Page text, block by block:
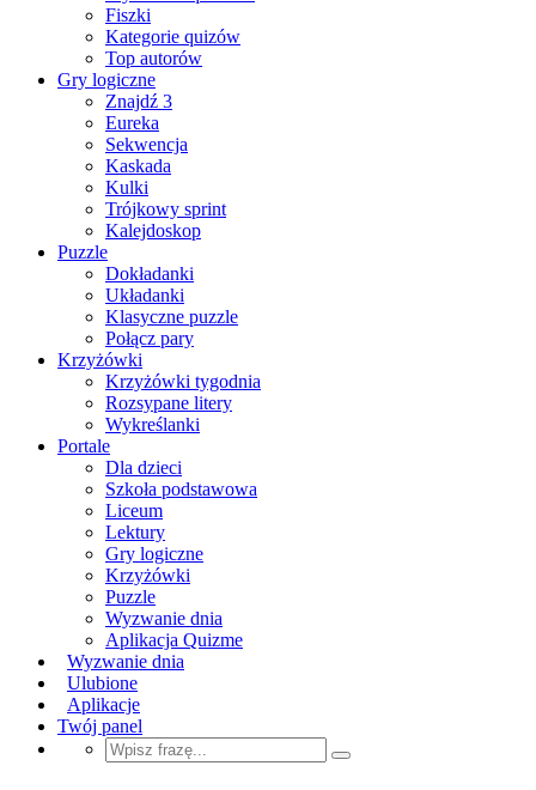
Fiszki
Kategorie quizów
Top autorów
Gry logiczne
Znajdź 3
Eureka
Sekwencja
Kaskada
Kulki
Trójkowy sprint
Kalejdoskop
Puzzle
Dokładanki
Układanki
Klasyczne puzzle
Połącz pary
Krzyżówki
Krzyżówki tygodnia
Rozsypane litery
Wykreślanki
Portale
Dla dzieci
Szkoła podstawowa
Liceum
Lektury
Gry logiczne
Krzyżówki
Puzzle
Wyzwanie dnia
Aplikacja Quizme
Wyzwanie dnia
Ulubione
Aplikacje
Twój panel